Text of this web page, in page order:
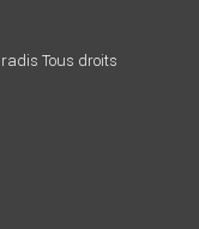
Tous droits